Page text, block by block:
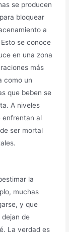
se producen
bloquear
a
se conoce
en una zona
más
como un
que beben se
A niveles
enfrentan al
ser mortal
la
muchas
y que
de
La verdad es